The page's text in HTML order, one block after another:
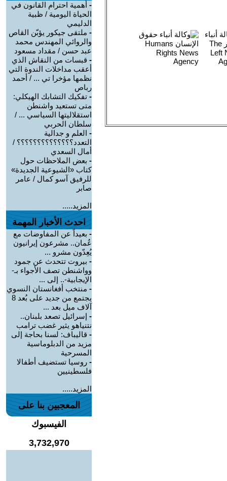
- أهمية احترام القانون في
الحياة اليومية / ظبية
الدليمي
- ملتقى جيكور يؤبّن القاص
والروائي المهندس محمد
عبد حسن / مقداد مسعود
- قبسات من النقاش الذي
أعقب مداخلات الندوة التي
نظمها مؤخرا تي ... / أحمد
رباص
- تفكيك التشابك الهيكلي:
متى تستعيد واشنطن
استقلاليتها السياسي ... /
سلطان الحربي
- العلم و جدالية
التعدد؟؟؟؟؟؟؟؟؟؟؟؟؟؟ /
أمال السعدي
- بعض الملاحظات حول
كتاب «الشيوعية الجديدة»
للرفيق آسو كمال / عامر
صابر
المزيد.....
احدث الأخبار المهمة
- بعيداً عن المفاوضات مع
عُمان.. مشرعون إيرانيون
يُعِدّون مشرو ...
- بيروت تتحدث عن جمود
وواشنطن تصف الأجواء بـ-
الإيجابية-.. إلى ...
- منتخب أفغانستان النسوي
يجتمع من جديد على بُعد 8
آلاف ميل بعد ...
- إسرائيل تصعد بلبنان..
نتنياهو يثير غضب ترامب
- قاليباف: لسنا بحاجة إلى
مزيد من الدبلوماسية
المسرحية
- روسيا تستضيف أطفالا
فلسطينيين
المزيد.....
المعجبين بنا على
الفيسبوك
3,732,970